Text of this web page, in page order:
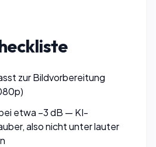
zur Bildvorbereitung
etwa −3 dB — KI-
also nicht unter lauter